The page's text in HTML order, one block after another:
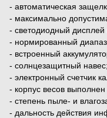
- автоматическая
- максимально
- светодиодный
- нормированный
- встроенный
- солнцезащитный навес;
- электронный счетчик
- корпус весов
- степень пыле- и
- дальность действия